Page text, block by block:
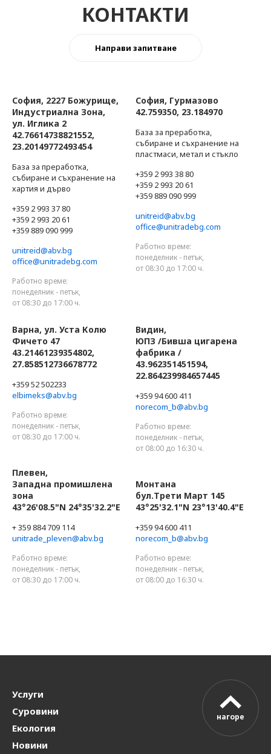
КОНТАКТИ
Направи запитване
София, 2227 Божурище,
Индустриална Зона,
ул. Иглика 2
42.76614738821552,
23.20149772493454
База за преработка,
събиране и съхранение на
хартия и дърво
+359 2 993 37 80
+359 2 993 20 61
+359 889 090 999
unitreid@abv.bg
office@unitradebg.com
Работно време:
понеделник - петък,
от 08:30 до 17:00 ч.
София, Гурмазово
42.759350, 23.184970
База за преработка,
събиране и съхранение на
пластмаси, метал и стъкло
+359 2 993 38 80
+359 2 993 20 61
+359 889 090 999
unitreid@abv.bg
office@unitradebg.com
Работно време:
понеделник - петък,
от 08:30 до 17:00 ч.
Варна, ул. Уста Колю
Фичето 47
43.21461239354802,
27.858512736678772
+359 52 502233
elbimeks@abv.bg
Работно време:
понеделник - петък,
от 08:30 до 17:00 ч.
Плевен,
Западна промишлена
зона
43°26'08.5"N 24°35'32.2"E
+ 359 884 709 114
unitrade_pleven@abv.bg
Работно време:
понеделник - петък,
от 08:30 до 17:00 ч.
Видин,
ЮПЗ /Бивша цигарена
фабрика /
43.962351451594,
22.864239984657445
+359 94 600 411
norecom_b@abv.bg
Работно време:
понеделник - петък,
от 08:00 до 16:30 ч.
Монтана
бул.Трети Март 145
43°25'32.1"N 23°13'40.4"E
+359 94 600 411
norecom_b@abv.bg
Работно време:
понеделник - петък,
от 08:00 до 16:30 ч.
Услуги
Суровини
Екология
Новини
нагоре